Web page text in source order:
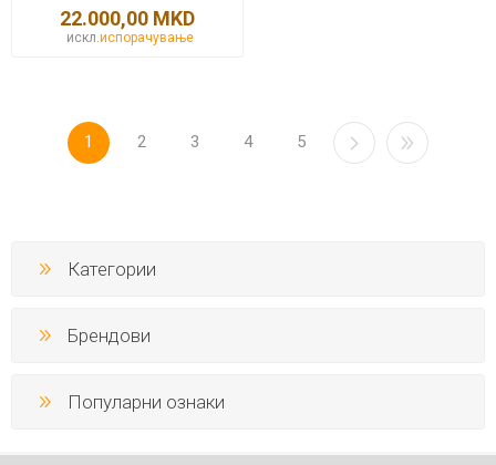
22.000,00 MKD
искл. испорачување
1 2 3 4 5
Категории
Брендови
Популарни ознаки